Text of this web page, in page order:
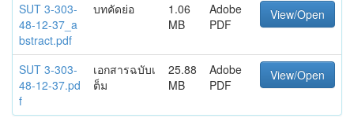
SUT 3-303-
48-12-37_a
bstract.pdf
บทคัดย่อ
1.06
MB
Adobe
PDF
View/Open
SUT 3-303-
48-12-37.pd
f
เอกสารฉบับเ
ต็ม
25.88
MB
Adobe
PDF
View/Open